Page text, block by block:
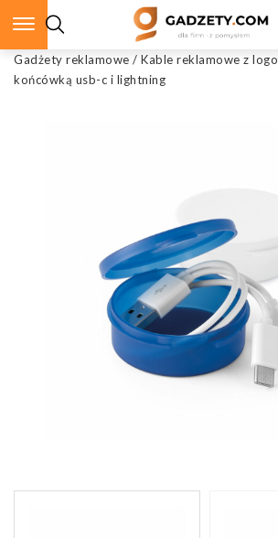
Gadżety reklamowe / Kable reklamowe z logo
końcówką usb-c i lightning